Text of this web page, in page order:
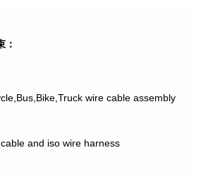
：
wire cable assembly
and iso wire harness